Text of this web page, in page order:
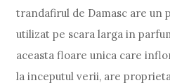
trandafirul de Damasc are un
utilizat pe scara larga in
aceasta floare unica care
la inceputul verii, are